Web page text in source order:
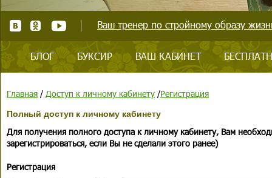
Ваш тренер по стройному образу
БЛОГ БУКСИР ВАШ КАБИНЕТ
Главная / Доступ к личному кабинету /Регистрация
Полный доступ к личному кабинету
Для получения полного доступа к личному кабинету, Вам
зарегистрироваться, если Вы не сделали этого ранее)
Регистрация